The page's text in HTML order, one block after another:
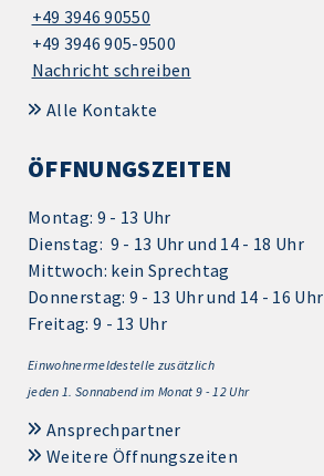
+49 3946 90550
+49 3946 905-9500
Nachricht schreiben
Alle Kontakte
ÖFFNUNGSZEITEN
Montag: 9 - 13 Uhr
Dienstag: 9 - 13 Uhr und 14 - 18 Uhr
Mittwoch: kein Sprechtag
Donnerstag: 9 - 13 Uhr und 14 - 16 Uhr
Freitag: 9 - 13 Uhr
Einwohnermeldestelle zusätzlich
jeden 1. Sonnabend im Monat 9 - 12 Uhr
Ansprechpartner
Weitere Öffnungszeiten